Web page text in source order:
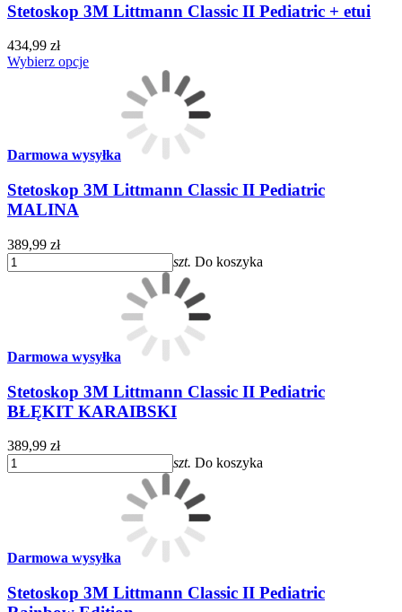
Stetoskop 3M Littmann Classic II Pediatric + etui
434,99 zł
Wybierz opcje
Darmowa wysyłka
Stetoskop 3M Littmann Classic II Pediatric
MALINA
389,99 zł
szt. Do koszyka
Darmowa wysyłka
Stetoskop 3M Littmann Classic II Pediatric
BŁĘKIT KARAIBSKI
389,99 zł
szt. Do koszyka
Darmowa wysyłka
Stetoskop 3M Littmann Classic II Pediatric